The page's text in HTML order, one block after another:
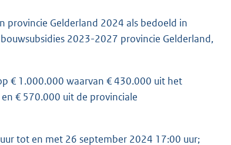
provincie Gelderland 2024 als bedoeld in
2023-2027 provincie Gelderland,
€ 1.000.000 waarvan € 430.000 uit het
€ 570.000 uit de provinciale
tot en met 26 september 2024 17:00 uur;